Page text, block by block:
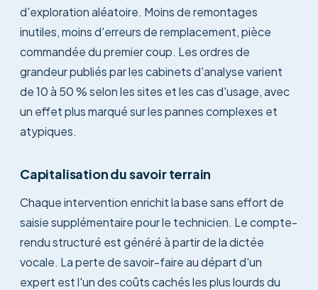
d'exploration aléatoire. Moins de remontages
inutiles, moins d'erreurs de remplacement, pièce
commandée du premier coup. Les ordres de
grandeur publiés par les cabinets d'analyse varient
de 10 à 50 % selon les sites et les cas d'usage, avec
un effet plus marqué sur les pannes complexes et
atypiques.
Capitalisation du savoir terrain
Chaque intervention enrichit la base sans effort de
saisie supplémentaire pour le technicien. Le compte-
rendu structuré est généré à partir de la dictée
vocale. La perte de savoir-faire au départ d'un
expert est l'un des coûts cachés les plus lourds du